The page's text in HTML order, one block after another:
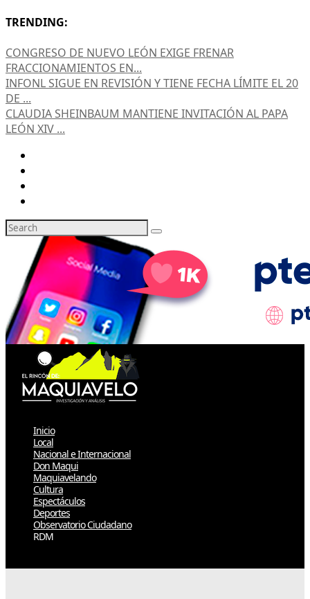
TRENDING:
CONGRESO DE NUEVO LEÓN EXIGE FRENAR
FRACCIONAMIENTOS EN...
INFONL SIGUE EN REVISIÓN Y TIENE FECHA LÍMITE EL 20
DE ...
CLAUDIA SHEINBAUM MANTIENE INVITACIÓN AL PAPA
LEÓN XIV ...
Inicio
Local
Nacional e Internacional
Don Maqui
Maquiavelando
Cultura
Espectáculos
Deportes
Observatorio Ciudadano
RDM